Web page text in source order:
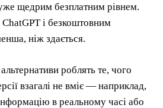
щедрим безплатним рівнем.
і безкоштовним
ніж здається.
роблять те, чого
взагалі не вміє — наприклад,
в реальному часі або